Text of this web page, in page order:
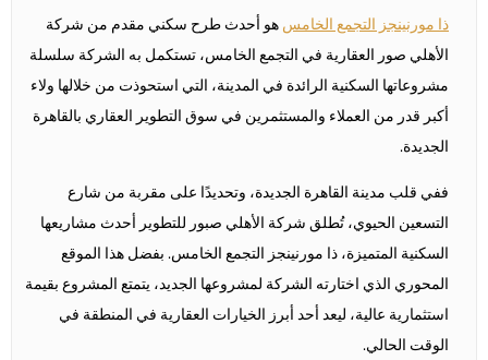
ذا مورنينجز التجمع الخامسهو أحدث طرح سكني مقدم من شركة
الأهلي صور العقارية في التجمع الخامس، تستكمل به الشركة سلسلة
مشروعاتها السكنية الرائدة في المدينة، التي استحوذت من خلالها ولاء
أكبر قدر من العملاء والمستثمرين في سوق التطوير العقاري بالقاهرة
الجديدة.
ففي قلب مدينة القاهرة الجديدة، وتحديدًا على مقربة من شارع
التسعين الحيوي، تُطلق شركة الأهلي صبور للتطوير أحدث مشاريعها
السكنية المتميزة، ذا مورنينجز التجمع الخامس. بفضل هذا الموقع
المحوري الذي اختارته الشركة لمشروعها الجديد، يتمتع المشروع بقيمة
استثمارية عالية، ليعد أحد أبرز الخيارات العقارية في المنطقة في
الوقت الحالي.